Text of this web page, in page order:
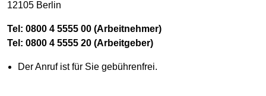
12105 Berlin
Tel: 0800 4 5555 00 (Arbeitnehmer)
Tel: 0800 4 5555 20 (Arbeitgeber)
Der Anruf ist für Sie gebührenfrei.